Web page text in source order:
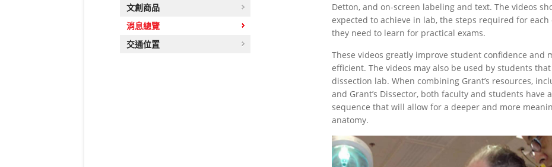
文創商品
消息總覽
交通位置
Detton, and on-screen labeling and text. The videos
expected to achieve in lab, the steps required for
they need to learn for practical exams.
These videos greatly improve student confidence and
efficient. The videos may also be used by students
dissection lab. When combining Grant’s resources,
and Grant’s Dissector, both faculty and students have
sequence that will allow for a deeper and more
anatomy.